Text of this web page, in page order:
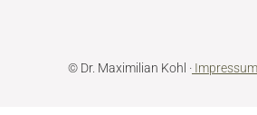
© Dr. Maximilian Kohl · Impressum